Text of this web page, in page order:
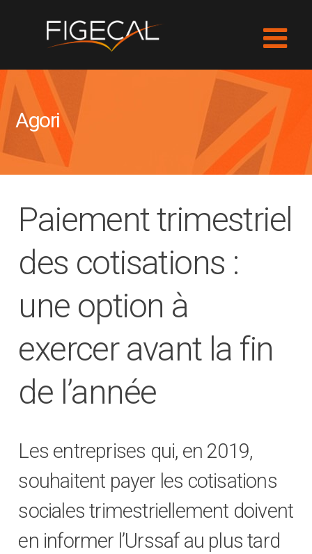
Agori
Paiement trimestriel
des cotisations :
une option à
exercer avant la fin
de l’année
Les entreprises qui, en 2019,
souhaitent payer les cotisations
sociales trimestriellement doivent
en informer l’Urssaf au plus tard